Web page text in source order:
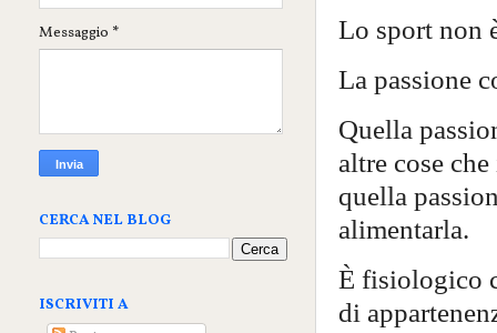
Lo sport non
La passione
Quella
altre cose
quella
alimentarla.
È fisiologico
di
Messaggio *
CERCA NEL BLOG
ISCRIVITI A